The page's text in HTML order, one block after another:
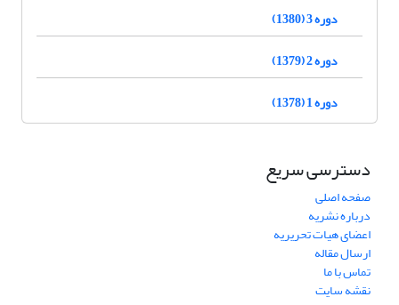
دوره 3 (1380)
دوره 2 (1379)
دوره 1 (1378)
دسترسی سریع
صفحه اصلی
درباره نشریه
اعضای هیات تحریریه
ارسال مقاله
تماس با ما
نقشه سایت